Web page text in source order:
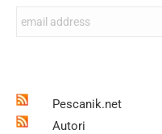
Pescanik.net
Autori